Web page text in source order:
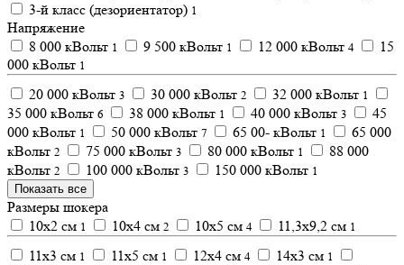
3-й класс (дезориентатор) 1
Напряжение
8 000 кВольт 1 9 500 кВольт 1 12 000 кВольт 4
15
000 кВольт 1
20 000 кВольт 3 30 000 кВольт 2 32 000 кВольт 1
35 000 кВольт 6 38 000 кВольт 1 40 000 кВольт 3
45
000 кВольт 1 50 000 кВольт 7 65 00- кВольт 1
65 000
кВольт 2 75 000 кВольт 3 80 000 кВольт 1
88 000
кВольт 2 100 000 кВольт 3 150 000 кВольт 1
Показать все
Размеры шокера
10х2 см 1 10х4 см 2 10х5 см 4 11,3х9,2 см 1
11х3 см 1 11х5 см 1 12х4 см 4 14х3 см 1